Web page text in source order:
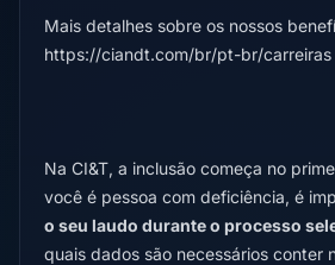
Mais detalhes sobre os nossos
https://ciandt.com/br/pt-br/carreiras
Na CI&T, a inclusão começa no
você é pessoa com deficiência, é
o seu laudo durante o processo
quais dados são necessários conter